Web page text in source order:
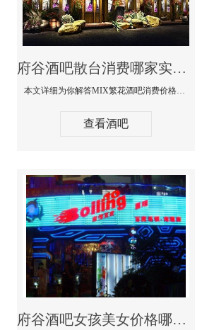
府谷酒吧散台消费哪家实惠-MIX繁花酒吧消费价格真实点评
本文详细为你解答MIX繁花酒吧消费价格真实点评，更多关于酒吧散台消费哪家实惠咨询免费咨询150 99997335微信同步
查看酒吧
府谷酒吧女孩美女价格哪家便宜-激情百度消费价格点评